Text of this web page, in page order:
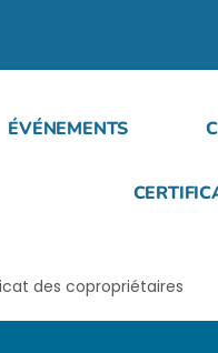
ÉVÉNEMENTS
des copropriétaires